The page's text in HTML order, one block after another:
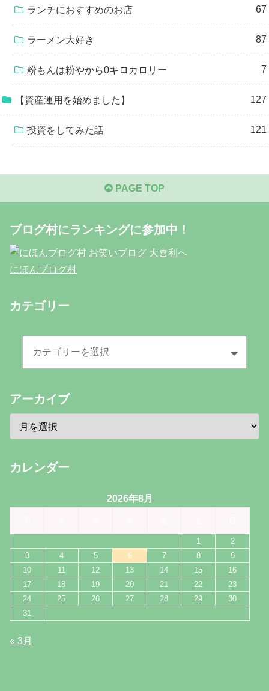
ランチにおすすめのお店 67
ラーメン大好き 87
粉もんは粉やから0キロカロリー 7
【資産運用を始めました】 127
投資をしてみた話 121
PAGE TOP
ブログ村にランキングに参加中！
にほんブログ村
カテゴリー
アーカイブ
カレンダー
2026年8月
1
2
3
4 5 6 7 8
9
10
11 12 13 14 15
16
17
18 19 20 21 22
23
24
25 26 27 28 29
30
31
« 3月